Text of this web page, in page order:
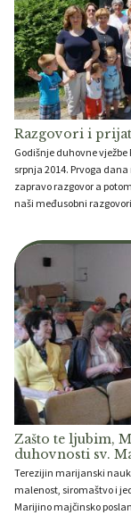
Razgovori i
Godišnje duhovne vježbe
srpnja 2014. Prvoga
zapravo razgovor a
naši međusobni
Zašto te ljubim,
duhovnosti sv.
Terezijin marijanski
malenost, siromaštvo i
Marijino majčinsko